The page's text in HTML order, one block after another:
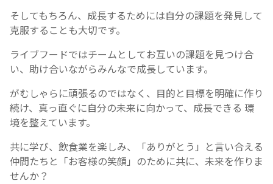
そしてもちろん、成長するためには自分の課題を発見して
克服することも大切です。
ライブフードではチームとしてお互いの課題を見つけ合
い、助け合いながらみんなで成長しています。
がむしゃらに頑張るのではなく、目的と目標を明確に作り
続け、真っ直ぐに自分の未来に向かって、成長できる 環
境を整えています。
共に学び、飲食業を楽しみ、「ありがとう」と言い合える
仲間たちと「お客様の笑顔」のために共に、未来を作りま
せんか？